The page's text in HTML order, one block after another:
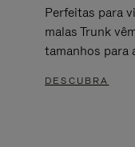
Perfeitas para
malas Trunk
tamanhos para
DESCUBRA